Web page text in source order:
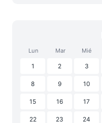
Lun Mar Mié
1 2 3
8 9 10
15 16 17
22 23 24